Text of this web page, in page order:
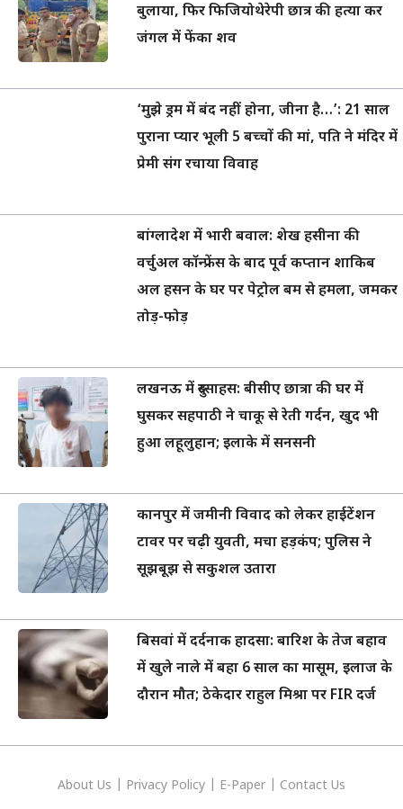
बुलाया, फिर फिजियोथेरेपी छात्र की हत्या कर
जंगल में फेंका शव
‘मुझे ड्रम में बंद नहीं होना, जीना है…’: 21 साल
पुराना प्यार भूली 5 बच्चों की मां, पति ने मंदिर में
प्रेमी संग रचाया विवाह
बांग्लादेश में भारी बवाल: शेख हसीना की
वर्चुअल कॉन्फ्रेंस के बाद पूर्व कप्तान शाकिब
अल हसन के घर पर पेट्रोल बम से हमला, जमकर
तोड़-फोड़
लखनऊ में दुस्साहस: बीसीए छात्रा की घर में
घुसकर सहपाठी ने चाकू से रेती गर्दन, खुद भी
हुआ लहूलुहान; इलाके में सनसनी
कानपुर में जमीनी विवाद को लेकर हाईटेंशन
टावर पर चढ़ी युवती, मचा हड़कंप; पुलिस ने
सूझबूझ से सकुशल उतारा
बिसवां में दर्दनाक हादसा: बारिश के तेज बहाव
में खुले नाले में बहा 6 साल का मासूम, इलाज के
दौरान मौत; ठेकेदार राहुल मिश्रा पर FIR दर्ज
About Us Privacy Policy E-Paper Contact Us